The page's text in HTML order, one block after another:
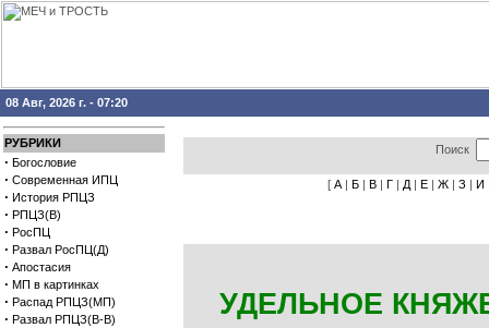
08 Авг, 2026 г. - 07:20
РУБРИКИ
· Богословие
· Современная ИПЦ
· История РПЦЗ
· РПЦЗ(В)
· РосПЦ
· Развал РосПЦ(Д)
· Апостасия
· МП в картинках
· Распад РПЦЗ(МП)
· Развал РПЦЗ(В-В)
Поиск
[ А | Б | В | Г | Д | Е | Ж | З | И
УДЕЛЬНОЕ